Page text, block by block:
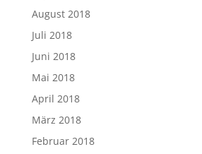
August 2018
Juli 2018
Juni 2018
Mai 2018
April 2018
März 2018
Februar 2018